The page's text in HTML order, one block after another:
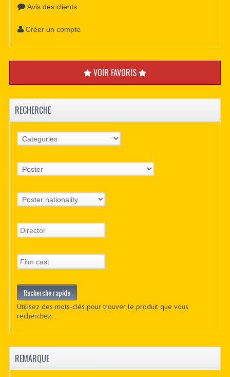
Avis des clients
Créer un compte
VOIR FAVORIS
RECHERCHE
Utilisez des mots-clés pour trouver le produit que vous
recherchez.
REMARQUE